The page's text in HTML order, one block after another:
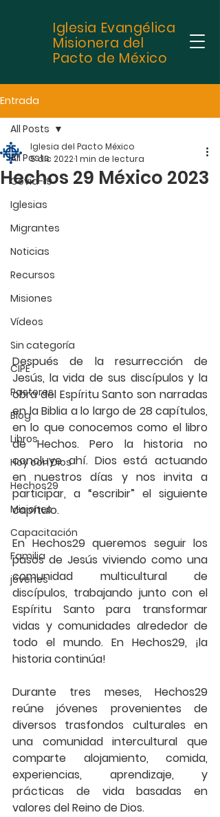
Iglesia Evangélica
Misionera del
Pacto de México
Entrada
All Posts
Covid-19
Iglesias
Migrantes
Noticias
Recursos
Misiones
Vídeos
Sin categoría
CIPE
Pastores
Blog
Libros
Hoy con Dios
Hechos29
Misiones
Capacitación
Familia
jóvenes
All Posts
Hechos 29 México 2023
Iglesia del Pacto México
5 dic 20221 min de lectura
Después de la resurrección de
Jesús, la vida de sus discípulos y la
obra del Espíritu Santo son narradas
en la Biblia a lo largo de 28 capítulos,
en lo que conocemos como el libro
de Hechos. Pero la historia no
concluye ahí. Dios está actuando
en nuestros días y nos invita a
participar, a “escribir” el siguiente
capítulo.
En Hechos29 queremos seguir los
pasos de Jesús viviendo como una
comunidad multicultural de
discípulos, trabajando junto con el
Espíritu Santo para transformar
vidas y comunidades alrededor de
todo el mundo. En Hechos29, ¡la
historia continúa!
Durante tres meses, Hechos29
reúne jóvenes provenientes de
diversos trasfondos culturales en
una comunidad intercultural que
comparte alojamiento, comida,
experiencias, aprendizaje, y
prácticas de vida basadas en
valores del Reino de Dios.